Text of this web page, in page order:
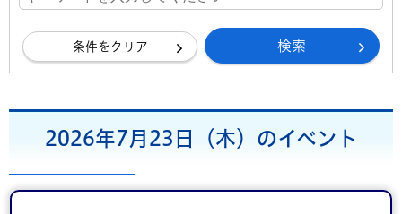
条件をクリア
2026年7月23日（木）のイベント
前月